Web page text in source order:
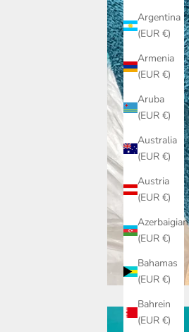
Argentina
(EUR €)
Armenia
(EUR €)
Aruba
(EUR €)
Australia
(EUR €)
Austria
(EUR €)
Azerbaigian
(EUR €)
Bahamas
(EUR €)
Bahrein
(EUR €)